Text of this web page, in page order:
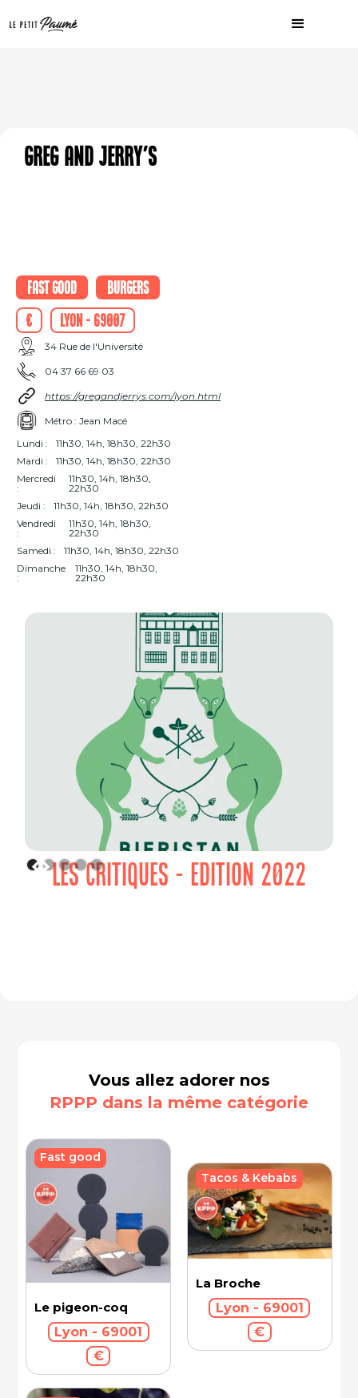
Greg and Jerry's
Fast good
Burgers
€
Lyon - 69007
34 Rue de l'Université
04 37 66 69 03
https://gregandjerrys.com/lyon.html
Métro : Jean Macé
Lundi :
11h30, 14h, 18h30, 22h30
Mardi :
11h30, 14h, 18h30, 22h30
Mercredi
:
11h30, 14h, 18h30,
22h30
Jeudi :
11h30, 14h, 18h30, 22h30
Vendredi
:
11h30, 14h, 18h30,
22h30
Samedi :
11h30, 14h, 18h30, 22h30
Dimanche
:
11h30, 14h, 18h30,
22h30
LES CRITIQUES - EDITION 2022
Vous allez adorer nos
RPPP dans la même catégorie
Le pigeon-coq
Lyon - 69001
€
Fast good
La Broche
Lyon - 69001
€
Tacos & Kebabs